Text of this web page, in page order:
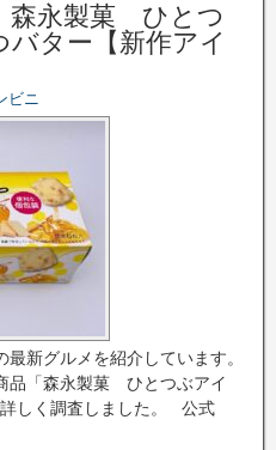
森永製菓 ひとつ
ター【新作アイ
ビニ
新グルメを紹介しています。
品「森永製菓 ひとつぶアイ
しく調査しました。 公式